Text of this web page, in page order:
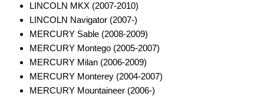
Ersatzteile
Fahrzeughalter
Fernbedienungen
Freischaltmodule
LINCOLN MKX (2007-2010)
LINCOLN Navigator (2007-)
MERCURY Sable (2008-2009)
MERCURY Montego (2005-2007)
MERCURY Milan (2006-2009)
MERCURY Monterey (2004-2007)
MERCURY Mountaineer (2006-)